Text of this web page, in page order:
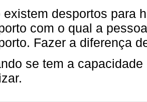
existem desportos para
com o qual a
Fazer a diferença
se tem a